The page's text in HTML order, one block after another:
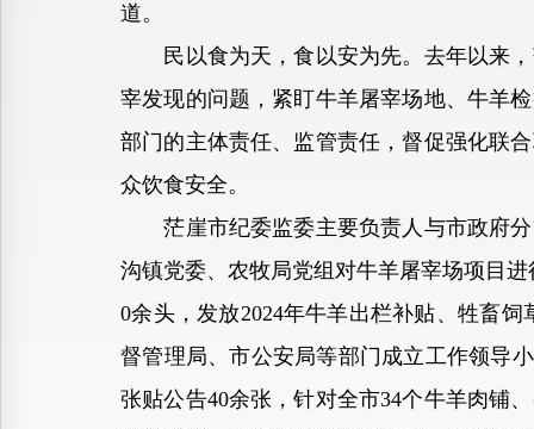
道。
民以食为天，食以安为先。去年以来，
宰发现的问题，紧盯牛羊屠宰场地、牛羊
部门的主体责任、监管责任，督促强化联
众饮食安全。
茫崖市纪委监委主要负责人与市政府分
沟镇党委、农牧局党组对牛羊屠宰场项目
0余头，发放2024年牛羊出栏补贴、牲畜
督管理局、市公安局等部门成立工作领导
张贴公告40余张，针对全市34个牛羊肉铺